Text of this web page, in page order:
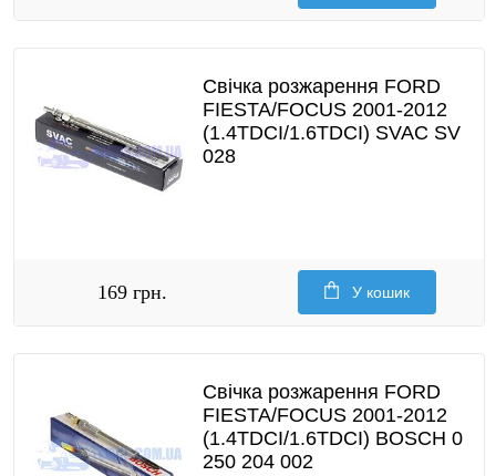
Свічка розжарення FORD
FIESTA/FOCUS 2001-2012
(1.4TDCI/1.6TDCI) SVAC SV
028
169 грн. У кошик
Свічка розжарення FORD
FIESTA/FOCUS 2001-2012
(1.4TDCI/1.6TDCI) BOSCH 0
250 204 002